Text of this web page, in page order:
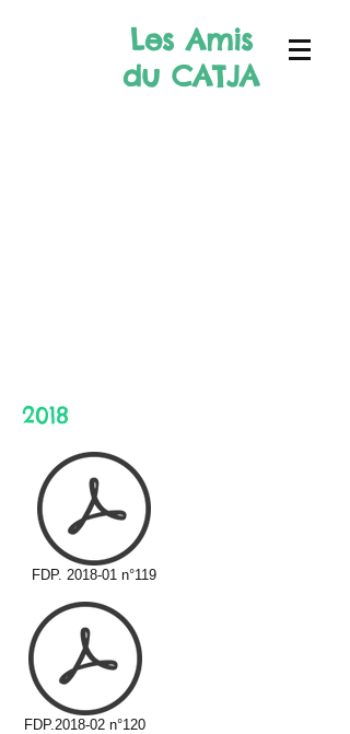
Les Amis
du CATJA
2018
FDP. 2018-01 n°119
FDP.2018-02 n°120